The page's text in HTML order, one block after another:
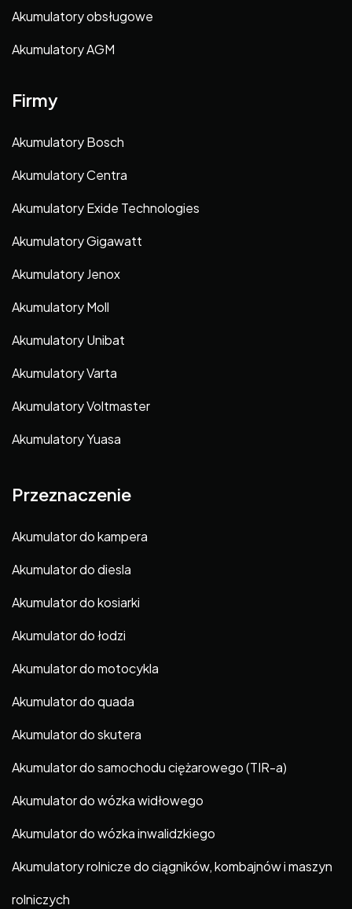
Akumulatory obsługowe
Akumulatory AGM
Firmy
Akumulatory Bosch
Akumulatory Centra
Akumulatory Exide Technologies
Akumulatory Gigawatt
Akumulatory Jenox
Akumulatory Moll
Akumulatory Unibat
Akumulatory Varta
Akumulatory Voltmaster
Akumulatory Yuasa
Przeznaczenie
Akumulator do kampera
Akumulator do diesla
Akumulator do kosiarki
Akumulator do łodzi
Akumulator do motocykla
Akumulator do quada
Akumulator do skutera
Akumulator do samochodu ciężarowego (TIR-a)
Akumulator do wózka widłowego
Akumulator do wózka inwalidzkiego
Akumulatory rolnicze do ciągników, kombajnów i maszyn
rolniczych